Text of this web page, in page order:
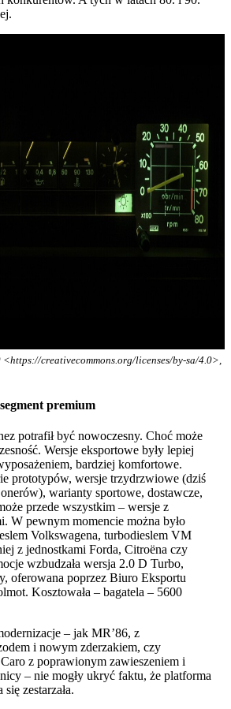
<https://creativecommons.org/licenses/by-sa/4.0>,
premium
potrafił być nowoczesny. Choć może
Wersje eksportowe były lepiej
bardziej komfortowe.
prototypów, wersje trzydrzwiowe (dziś
warianty sportowe, dostawcze,
przede wszystkim – wersje z
W pewnym momencie można było
Volkswagena, turbodieslem VM
z jednostkami Forda, Citroëna czy
wzbudzała wersja 2.0 D Turbo,
oferowana poprzez Biuro Eksportu
Kosztowała – bagatela – 5600
– jak MR’86, z
i nowym zderzakiem, czy
z poprawionym zawieszeniem i
– nie mogły ukryć faktu, że platforma
zestarzała.